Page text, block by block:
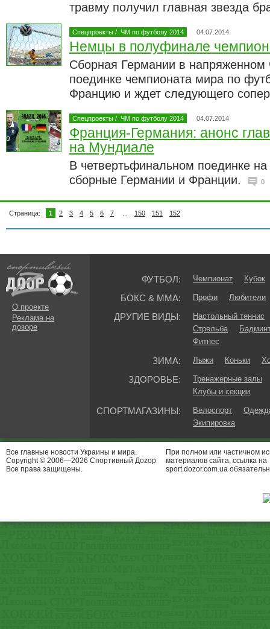
травму получил главная звезда
Спецпроекты / ЧМ по футболу 2014 04.07.2014
Немцы в полуфинале
Сборная Германии в напряженном
поединке чемпионата мира по
Францию и ждет следующего
Спецпроекты / ЧМ по футболу 2014 04.07.2014
Франция-Германия: анонс
на Мундиале
В четвертьфинальном поединке
сборные Германии и Франции.
0
Страница: 1 2 3 4 5 6 7 150 151 152
О проекте
Реклама на
дозоре
ФУТБОЛ: Чемпионат Кубок
БОКС & ММА: Профи Любители
ДРУГИЕ ВИДЫ:
Настольный теннис
Стрельба
Фитнес
ЗИМА: Лыжи Коньки
ЗДОРОВЬЕ:
Тренажерные залы
Клубы и секции
СПОРТМАГАЗИНЫ: Велоспорт
Экипировка
Все главные новости Украины и мира.
Copyright © 2006—2026 Спортивный Доzор
Все права защищены.
При полном или частичном
материалов сайта, ссылка на
sport.dozor.com.ua